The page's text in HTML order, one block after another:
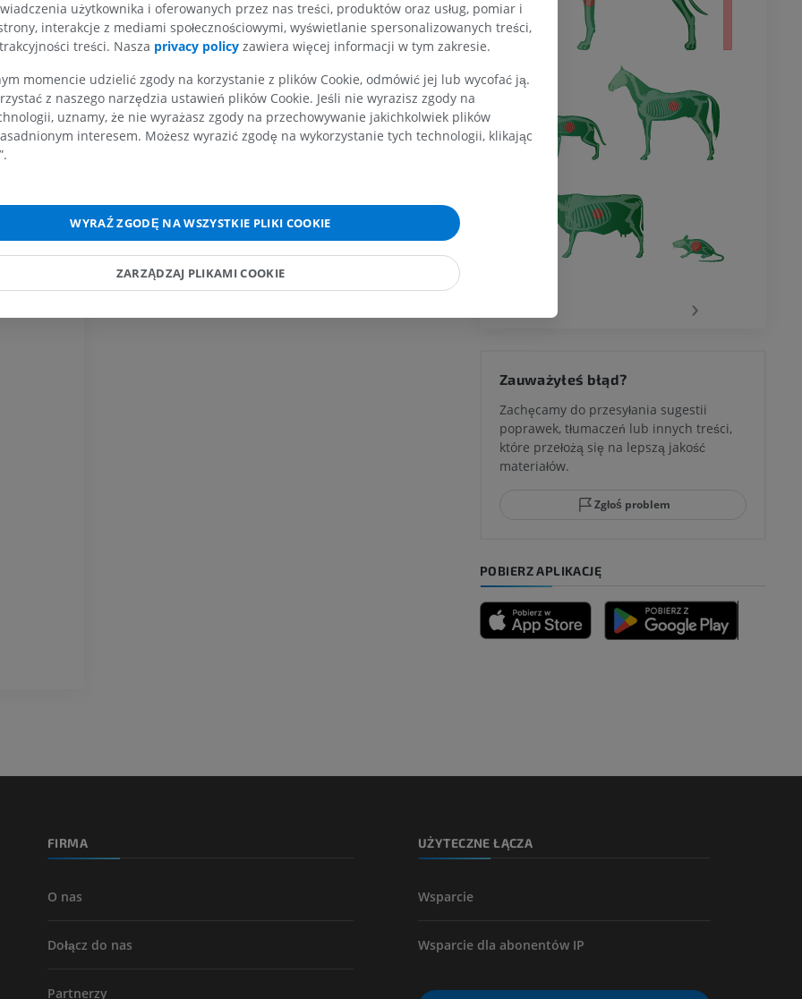
Radiografia
ZA DARMO
Koń – nadgarstek
TK
PREMIUM
PREMIUM
PREMIUM ‹ ›
Zauważyłeś błąd?
Zachęcamy do przesyłania sugestii
poprawek, tłumaczeń lub innych treści,
które przełożą się na lepszą jakość
materiałów.
Zgłoś problem
POBIERZ APLIKACJĘ
FIRMA
O nas
Dołącz do nas
Partnerzy
UŻYTECZNE ŁĄCZA
Wsparcie
Wsparcie dla abonentów IP
użytkownika i oferowanych przez nas treści, produktów oraz usług, pomiar i
interakcje z mediami społecznościowymi, wyświetlanie spersonalizowanych treści,
treści. Nasza privacy policy zawiera więcej informacji w tym zakresie.
momencie udzielić zgody na korzystanie z plików Cookie, odmówić jej lub wycofać ją.
z naszego narzędzia ustawień plików Cookie. Jeśli nie wyrazisz zgody na
uznamy, że nie wyrażasz zgody na przechowywanie jakichkolwiek plików
interesem. Możesz wyrazić zgodę na wykorzystanie tych technologii, klikając
WYRAŹ ZGODĘ NA WSZYSTKIE PLIKI COOKIE
ZARZĄDZAJ PLIKAMI COOKIE